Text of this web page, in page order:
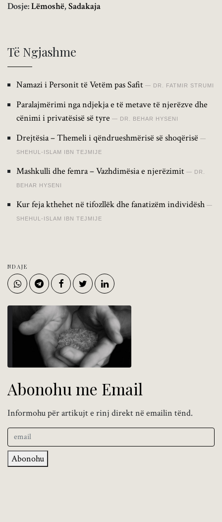
Dosje:Lëmoshë,Sadakaja
Të Ngjashme
Namazi i Personit të Vetëm pas Safit DR. FATMIR STRUMI
Paralajmërimi nga ndjekja e të metave të njerëzve dhe
cënimi i privatësisë së tyre
DR. BEHAR HYSENI
Drejtësia – Themeli i qëndrueshmërisë së shoqërisë
SHEHUL-ISLAM IBN TEJMIJE
Mashkulli dhe femra – Vazhdimësia e njerëzimit DR.
BEHAR HYSENI
Kur feja kthehet në tifozllëk dhe fanatizëm individësh
SHEHUL-ISLAM IBN TEJMIJE
NDAJE
Abonohu me Email
Informohu për artikujt e rinj direkt në emailin tënd.
Abonohu